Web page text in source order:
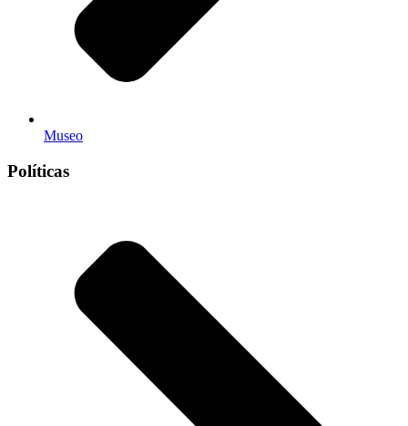
Museo
Políticas